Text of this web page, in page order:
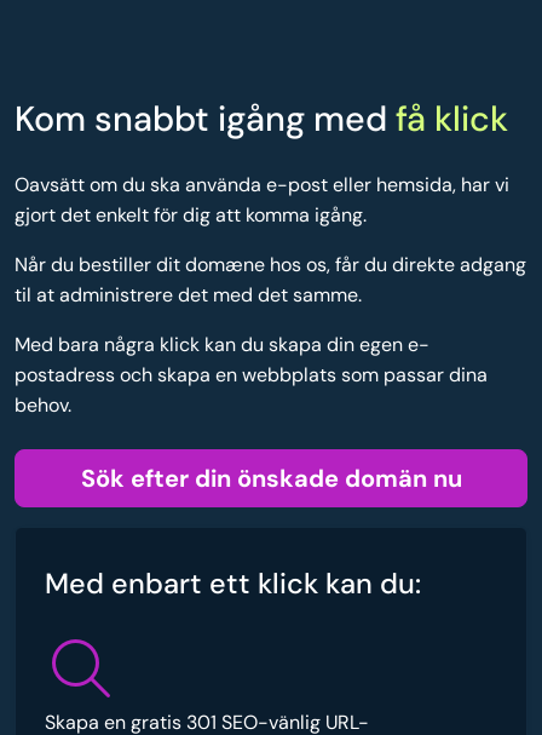
Kom snabbt igång med få klick
Oavsätt om du ska använda e-post eller hemsida, har vi
gjort det enkelt för dig att komma igång.
Når du bestiller dit domæne hos os, får du direkte adgang
til at administrere det med det samme.
Med bara några klick kan du skapa din egen e-
postadress och skapa en webbplats som passar dina
behov.
Sök efter din önskade domän nu
Med enbart ett klick kan du:
Skapa en gratis 301 SEO-vänlig URL-